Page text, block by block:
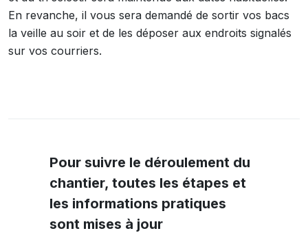
En revanche, il vous sera demandé de sortir vos bacs
la veille au soir et de les déposer aux endroits signalés
sur vos courriers.
Pour suivre le déroulement du
chantier, toutes les étapes et
les informations pratiques
sont mises à jour